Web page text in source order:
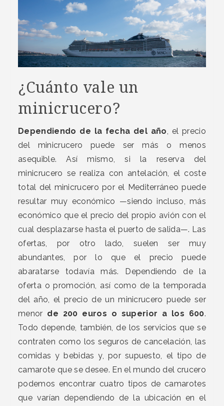
¿Cuánto vale un
minicrucero?
Dependiendo de la fecha del año, el precio
del minicrucero puede ser más o menos
asequible. Así mismo, si la reserva del
minicrucero se realiza con antelación, el coste
total del minicrucero por el Mediterráneo puede
resultar muy económico —siendo incluso, más
económico que el precio del propio avión con el
cual desplazarse hasta el puerto de salida—. Las
ofertas, por otro lado, suelen ser muy
abundantes, por lo que el precio puede
abaratarse todavía más. Dependiendo de la
oferta o promoción, así como de la temporada
del año, el precio de un minicrucero puede ser
menor de 200 euros o superior a los 600.
Todo depende, también, de los servicios que se
contraten como los seguros de cancelación, las
comidas y bebidas y, por supuesto, el tipo de
camarote que se desee. En el mundo del crucero
podemos encontrar cuatro tipos de camarotes
que varían dependiendo de la ubicación en el